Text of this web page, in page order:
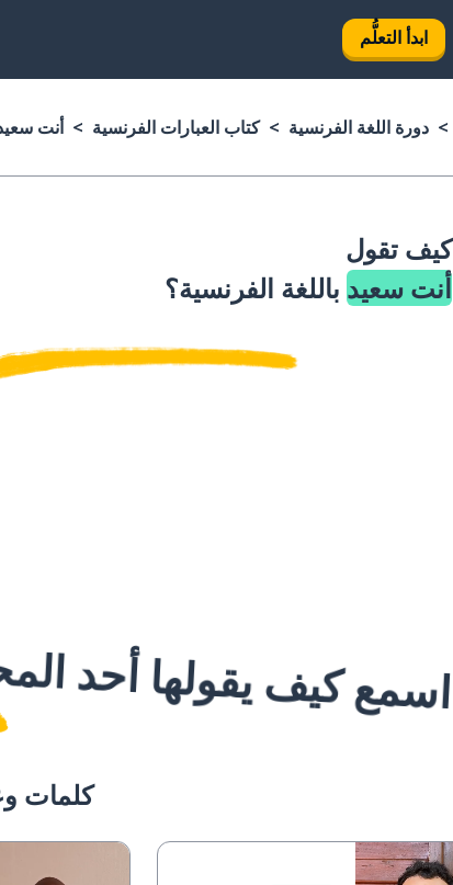
ابدأ التعلُّم
دورة اللغة الفرنسية كتاب العبارات الفرنسية أنت
كيف تقول
أنت سعيد باللغة الفرنسية؟
اسمع كيف يقولها أحد
كلمات